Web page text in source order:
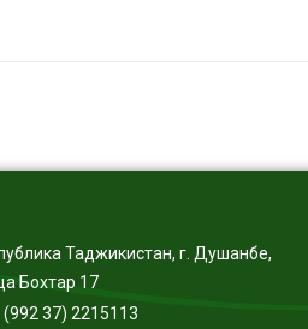
Таджикистан, г. Душанбе,
Бохтар 17
(992 37) 2215113